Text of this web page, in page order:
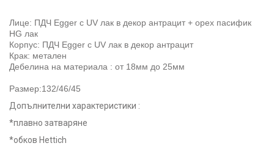
Лице: ПДЧ Egger с UV лак в декор антрацит + орех пасифик
HG лак
Корпус: ПДЧ Egger с UV лак в декор антрацит
Крак: метален
Дебелина на материала : от 18мм до 25мм
Размер:132/46/45
Допълнителни характеристики :
*плавно затваряне
*обков Hettich